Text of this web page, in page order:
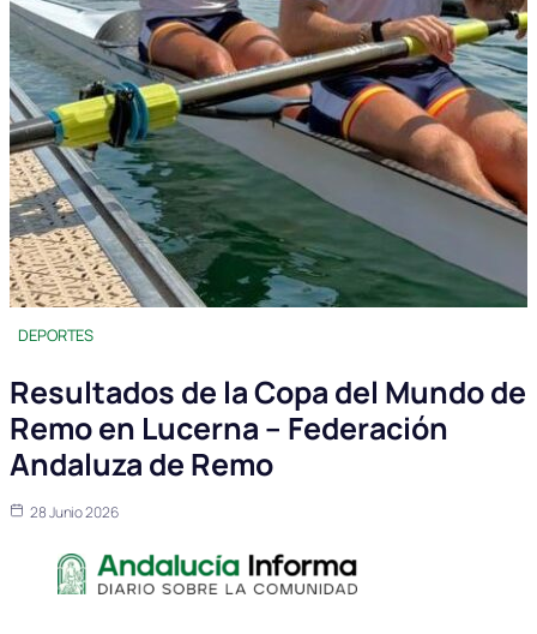
DEPORTES
Resultados de la Copa del Mundo de
Remo en Lucerna – Federación
Andaluza de Remo
28 Junio 2026